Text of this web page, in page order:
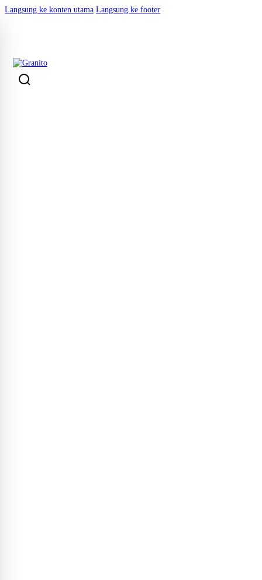
Langsung ke konten utama Langsung ke footer
KEMBALI